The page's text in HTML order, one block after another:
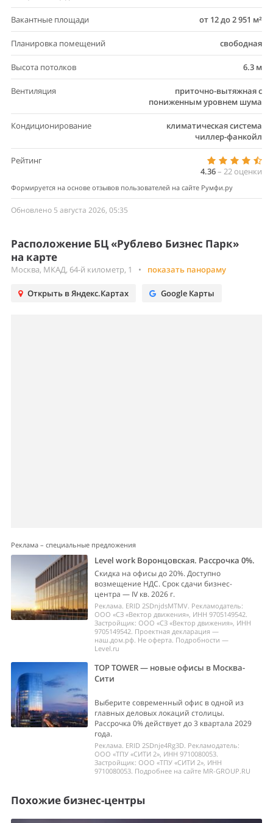
Вакантные площади от 12 до 2 951 м²
Планировка помещений свободная
Высота потолков 6.3 м
Вентиляция
приточно-вытяжная с
пониженным уровнем шума
Кондиционирование
климатическая система
чиллер-фанкойл
Рейтинг
4.36– 22 оценки
Формируется на основе отзывов пользователей на сайте Румфи.ру
Обновлено 5 августа 2026, 05:35
Расположение БЦ «Рублево Бизнес Парк»
на карте
Москва, МКАД, 64-й километр, 1 • показать панораму
Открыть в Яндекс.Картах Google Карты
Реклама – специальные предложения
Level work Воронцовская. Рассрочка 0%.
Скидка на офисы до 20%. Доступно
возмещение НДС. Срок сдачи бизнес-
центра — IV кв. 2026 г.
Реклама. ERID 2SDnjdsMTMV. Рекламодатель:
ООО «СЗ «Вектор движения», ИНН 9705149542.
Застройщик: ООО «СЗ «Вектор движения», ИНН
9705149542. Проектная декларация —
наш.дом.рф. Не оферта. Подробности —
Level.ru
TOP TOWER — новые офисы в Москва-
Сити
Выберите современный офис в одной из
главных деловых локаций столицы.
Рассрочка 0% действует до 3 квартала 2029
года.
Реклама. ERID 2SDnje4Rg3D. Рекламодатель:
ООО «ТПУ «СИТИ 2», ИНН 9710080053.
Застройщик: ООО «ТПУ «СИТИ 2», ИНН
9710080053. Подробнее на сайте MR-GROUP.RU
Похожие бизнес-центры